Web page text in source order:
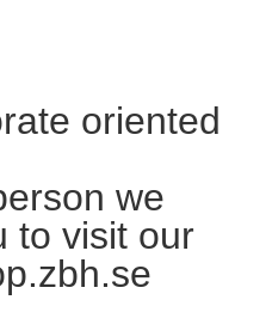
oriented
we
to visit our